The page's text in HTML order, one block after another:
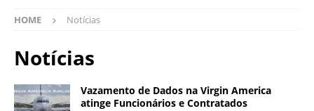
HOME Notícias
Notícias
Vazamento de Dados na Virgin America
atinge Funcionários e Contratados